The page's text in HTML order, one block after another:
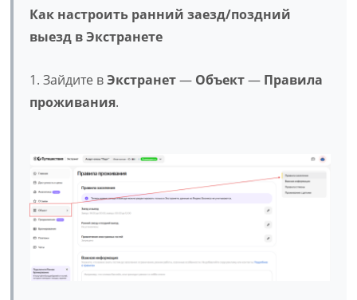
Как настроить ранний заезд/поздний
выезд в Экстранете
1. Зайдите вЭкстранет— Объект— Правила
проживания.